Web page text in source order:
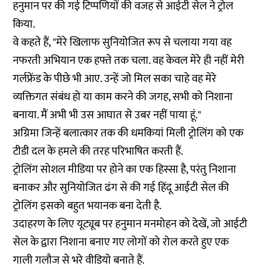
हनुमान पर की गई टिप्पणियों की वजह से आईटी सेल ने ट्रोल
किया.
वे कहते हैं, "मेरे खिलाफ सुनियोजित रूप से चलाया गया वह
नफरती अभियान एक हफ्ते तक चला. वह केवल मेरे ही नहीं मेरी
गर्लफ्रेंड के पीछे भी आए. उन्हें जो मिल सका चाहे वह मेरे
व्यक्तिगत संबंध हो या काम करने की जगह, सभी को निशाना
बनाया. मैं अभी भी उस आघात से उबर नहीं पाया हूं."
अग्रिमा जिन्हें बलात्कार तक की धमकियां मिली ट्रोलिंग को एक
टीडी दल के हमले की तरह परिभाषित करती हैं.
ट्रोलिंग सोशल मीडिया पर होने का एक हिस्सा है, परंतु निशाना
बनाकर और सुनियोजित ढंग से की गई हिंदू आईटी सेल की
ट्रोलिंग इसको बहुत भयानक बना देती है.
उदाहरण के लिए यूट्यूब पर हनुमान मनमोहन को देखें, जो आईटी
सेल के द्वारा निशाना बनाए गए लोगों को रोल करते हुए एक
गाली गलौज से भरे वीडियो बनाते हैं.